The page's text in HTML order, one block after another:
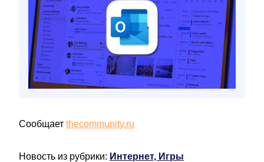
Сообщает thecommunity.ru
Новость из рубрики: Интернет, Игры